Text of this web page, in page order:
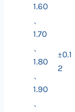
1.60
、
1.70
、
1.80
、
1.90
、
±0.1
2